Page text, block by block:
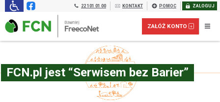
22 101 01 00 KONTAKT POMOC ZALOGUJ
ZAŁÓŻ KONTO
FCN.pl jest “Serwisem bez Barier”